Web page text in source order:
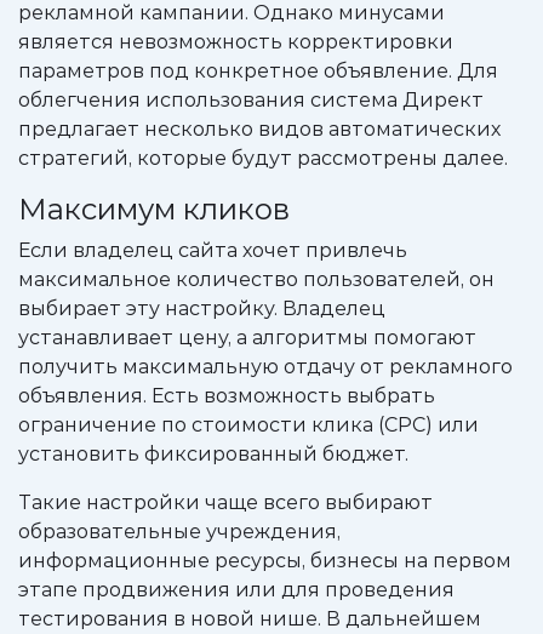
рекламной кампании. Однако минусами
является невозможность корректировки
параметров под конкретное объявление. Для
облегчения использования система Директ
предлагает несколько видов автоматических
стратегий, которые будут рассмотрены далее.
Максимум кликов
Если владелец сайта хочет привлечь
максимальное количество пользователей, он
выбирает эту настройку. Владелец
устанавливает цену, а алгоритмы помогают
получить максимальную отдачу от рекламного
объявления. Есть возможность выбрать
ограничение по стоимости клика (CPC) или
установить фиксированный бюджет.
Такие настройки чаще всего выбирают
образовательные учреждения,
информационные ресурсы, бизнесы на первом
этапе продвижения или для проведения
тестирования в новой нише. В дальнейшем